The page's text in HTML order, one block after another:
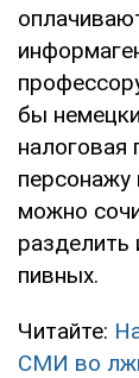
бы
налоговая
персонажу
можно
разделить
пивных.
Читайте:
СМИ во